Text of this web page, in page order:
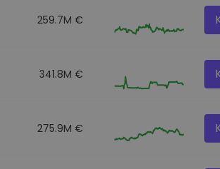
259.7M €
341.8M €
275.9M €